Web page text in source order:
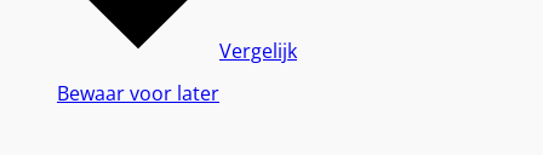
Bewaar voor later
Vergelijk